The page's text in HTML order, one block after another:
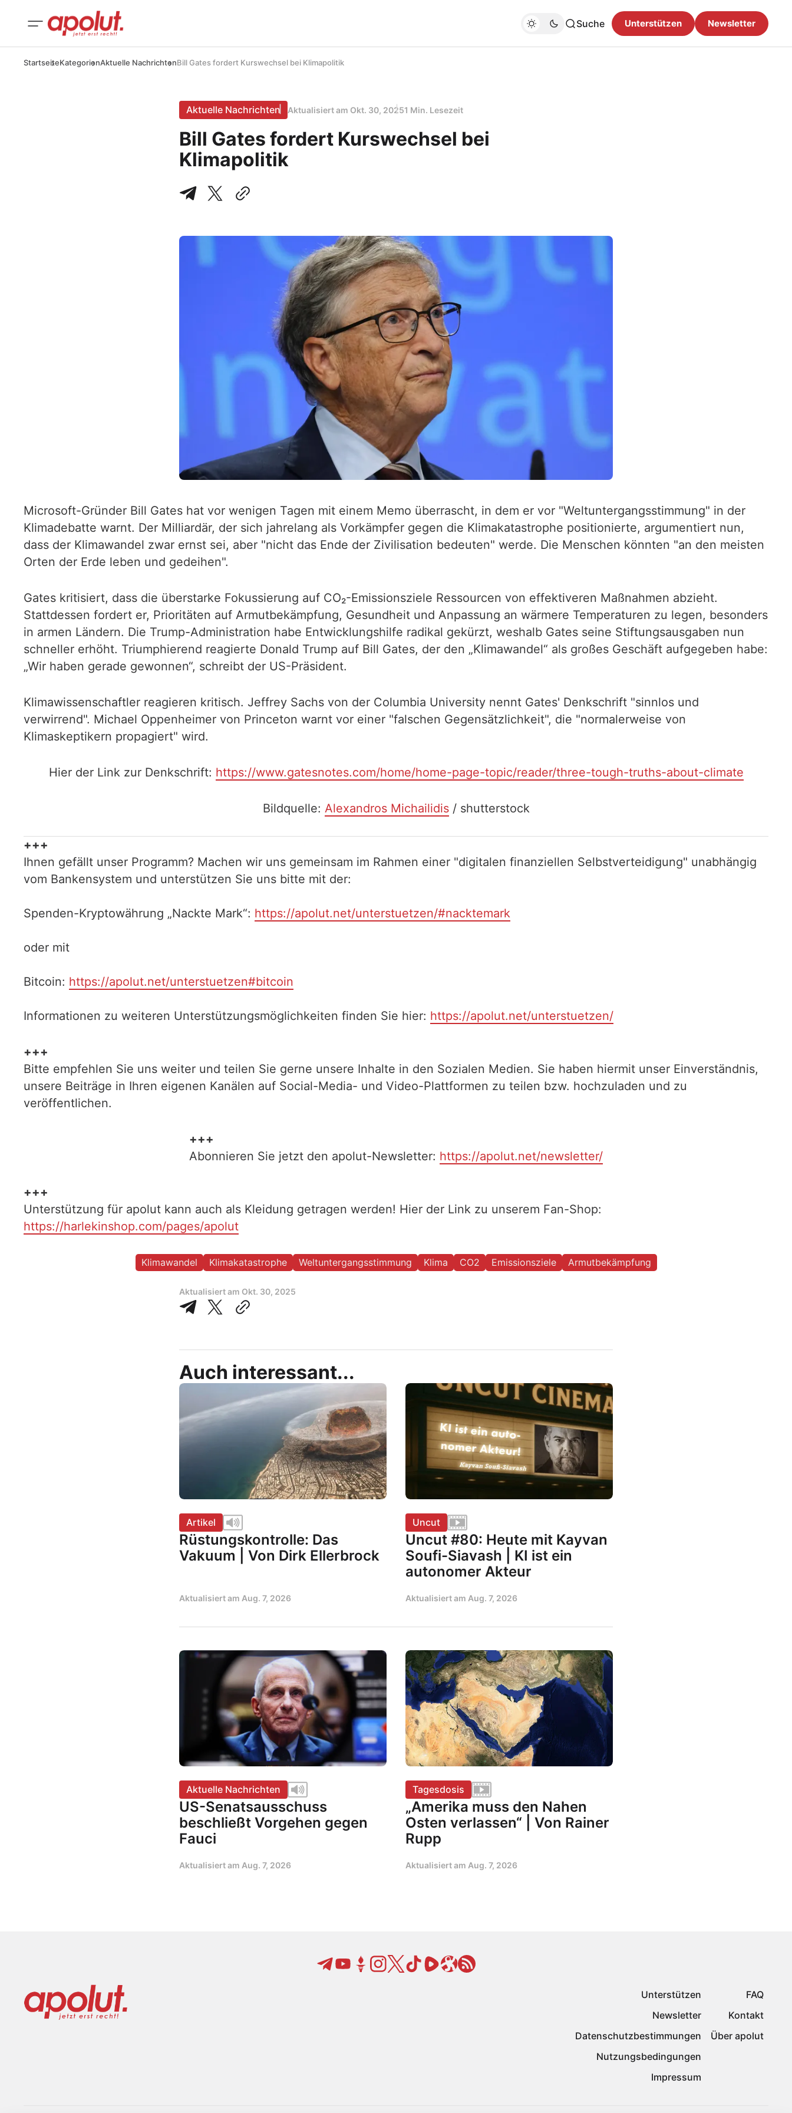
Suche Unterstützen Newsletter
StartseiteKategorienAktuelle NachrichtenBill Gates fordert Kurswechsel bei Klimapolitik
Aktuelle Nachrichten Aktualisiert am Okt. 30, 20251 Min. Lesezeit
Bill Gates fordert Kurswechsel bei
Klimapolitik
Microsoft-Gründer Bill Gates hat vor wenigen Tagen mit einem Memo überrascht, in dem er vor "Weltuntergangsstimmung" in der
Klimadebatte warnt. Der Milliardär, der sich jahrelang als Vorkämpfer gegen die Klimakatastrophe positionierte, argumentiert nun,
dass der Klimawandel zwar ernst sei, aber "nicht das Ende der Zivilisation bedeuten" werde. Die Menschen könnten "an den meisten
Orten der Erde leben und gedeihen".
Gates kritisiert, dass die überstarke Fokussierung auf CO₂-Emissionsziele Ressourcen von effektiveren Maßnahmen abzieht.
Stattdessen fordert er, Prioritäten auf Armutbekämpfung, Gesundheit und Anpassung an wärmere Temperaturen zu legen, besonders
in armen Ländern. Die Trump-Administration habe Entwicklungshilfe radikal gekürzt, weshalb Gates seine Stiftungsausgaben nun
schneller erhöht. Triumphierend reagierte Donald Trump auf Bill Gates, der den „Klimawandel“ als großes Geschäft aufgegeben habe:
„Wir haben gerade gewonnen“, schreibt der US-Präsident.
Klimawissenschaftler reagieren kritisch. Jeffrey Sachs von der Columbia University nennt Gates' Denkschrift "sinnlos und
verwirrend". Michael Oppenheimer von Princeton warnt vor einer "falschen Gegensätzlichkeit", die "normalerweise von
Klimaskeptikern propagiert" wird.
Hier der Link zur Denkschrift: https://www.gatesnotes.com/home/home-page-topic/reader/three-tough-truths-about-climate
Bildquelle: Alexandros Michailidis/ shutterstock
+++
Ihnen gefällt unser Programm? Machen wir uns gemeinsam im Rahmen einer "digitalen finanziellen Selbstverteidigung" unabhängig
vom Bankensystem und unterstützen Sie uns bitte mit der:
Spenden-Kryptowährung „Nackte Mark“: https://apolut.net/unterstuetzen/#nacktemark
oder mit
Bitcoin: https://apolut.net/unterstuetzen#bitcoin
Informationen zu weiteren Unterstützungsmöglichkeiten finden Sie hier: https://apolut.net/unterstuetzen/
+++
Bitte empfehlen Sie uns weiter und teilen Sie gerne unsere Inhalte in den Sozialen Medien. Sie haben hiermit unser Einverständnis,
unsere Beiträge in Ihren eigenen Kanälen auf Social-Media- und Video-Plattformen zu teilen bzw. hochzuladen und zu
veröffentlichen.
+++
Abonnieren Sie jetzt den apolut-Newsletter: https://apolut.net/newsletter/
+++
Unterstützung für apolut kann auch als Kleidung getragen werden! Hier der Link zu unserem Fan-Shop:
https://harlekinshop.com/pages/apolut
Klimawandel Klimakatastrophe Weltuntergangsstimmung Klima CO2 Emissionsziele Armutbekämpfung
Aktualisiert am Okt. 30, 2025
Auch interessant...
Artikel
Rüstungskontrolle: Das
Vakuum | Von Dirk Ellerbrock
Aktualisiert am Aug. 7, 2026
Uncut
Uncut #80: Heute mit Kayvan
Soufi-Siavash | KI ist ein
autonomer Akteur
Aktualisiert am Aug. 7, 2026
Aktuelle Nachrichten
US-Senatsausschuss
beschließt Vorgehen gegen
Fauci
Aktualisiert am Aug. 7, 2026
Tagesdosis
„Amerika muss den Nahen
Osten verlassen“ | Von Rainer
Rupp
Aktualisiert am Aug. 7, 2026
Unterstützen
Newsletter
Datenschutzbestimmungen
Nutzungsbedingungen
Impressum
FAQ
Kontakt
Über apolut